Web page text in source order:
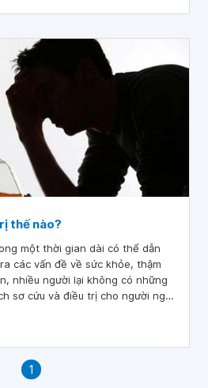
thế nào?
một thời gian dài có thể dẫn
các vấn đề về sức khỏe, thậm
nhiều người lại không có những
sơ cứu và điều trị cho người ngộ
1